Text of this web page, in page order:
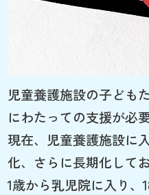
児童養護施設の子ども
にわたっての支援が必
現在、児童養護施設に
化、さらに長期化して
1歳から乳児院に入り